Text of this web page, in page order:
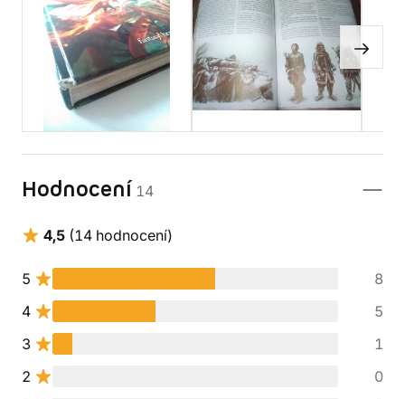
Hodnocení 14
4,5 (14 hodnocení)
5
8
4
5
3
1
2
0